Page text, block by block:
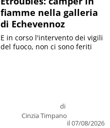
fiamme nella galleria
di Echevennoz
di
Cinzia Timpano
il 07/08/2026
E in corso l'intervento dei vigili
del fuoco, non ci sono feriti